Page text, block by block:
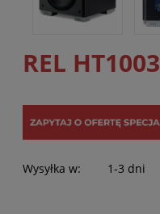
REL
Wysyłka w: 1-3 dni